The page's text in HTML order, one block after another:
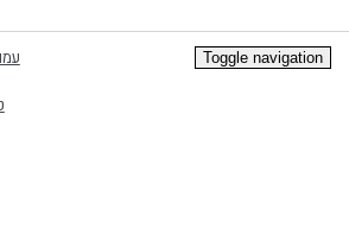
Toggle navigation